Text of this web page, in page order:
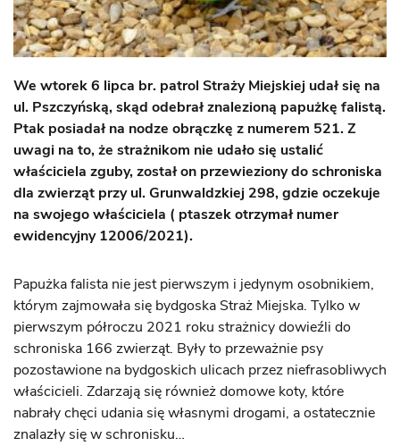
We wtorek 6 lipca br. patrol Straży Miejskiej udał się na
ul. Pszczyńską, skąd odebrał znalezioną papużkę falistą.
Ptak posiadał na nodze obrączkę z numerem 521. Z
uwagi na to, że strażnikom nie udało się ustalić
właściciela zguby, został on przewieziony do schroniska
dla zwierząt przy ul. Grunwaldzkiej 298, gdzie oczekuje
na swojego właściciela ( ptaszek otrzymał numer
ewidencyjny 12006/2021).
Papużka falista nie jest pierwszym i jedynym osobnikiem,
którym zajmowała się bydgoska Straż Miejska. Tylko w
pierwszym półroczu 2021 roku strażnicy dowieźli do
schroniska 166 zwierząt. Były to przeważnie psy
pozostawione na bydgoskich ulicach przez niefrasobliwych
właścicieli. Zdarzają się również domowe koty, które
nabrały chęci udania się własnymi drogami, a ostatecznie
znalazły się w schronisku…